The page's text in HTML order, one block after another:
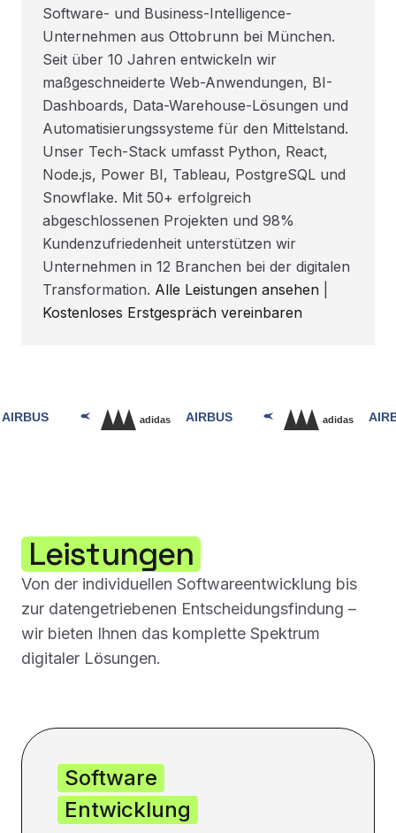
Software- und Business-Intelligence-
Unternehmen aus Ottobrunn bei München.
Seit über 10 Jahren entwickeln wir
maßgeschneiderte Web-Anwendungen, BI-
Dashboards, Data-Warehouse-Lösungen und
Automatisierungssysteme für den Mittelstand.
Unser Tech-Stack umfasst Python, React,
Node.js, Power BI, Tableau, PostgreSQL und
Snowflake. Mit 50+ erfolgreich
abgeschlossenen Projekten und 98%
Kundenzufriedenheit unterstützen wir
Unternehmen in 12 Branchen bei der digitalen
Transformation. Alle Leistungen ansehen
Kostenloses Erstgespräch vereinbaren
Leistungen
Von der individuellen Softwareentwicklung bis
zur datengetriebenen Entscheidungsfindung –
wir bieten Ihnen das komplette Spektrum
digitaler Lösungen.
Software
Entwicklung